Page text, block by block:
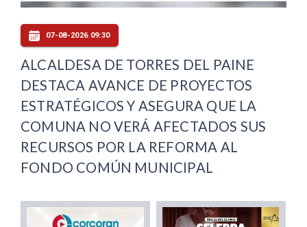
07-08-2026 09:30
ALCALDESA DE TORRES DEL PAINE
DESTACA AVANCE DE PROYECTOS
ESTRATÉGICOS Y ASEGURA QUE LA
COMUNA NO VERÁ AFECTADOS SUS
RECURSOS POR LA REFORMA AL
FONDO COMÚN MUNICIPAL